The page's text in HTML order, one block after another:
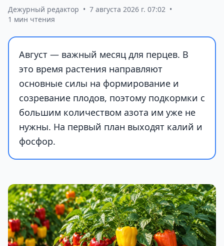
Дежурный редактор • 7 августа 2026 г. 07:02 •
1 мин чтения
Август — важный месяц для перцев. В
это время растения направляют
основные силы на формирование и
созревание плодов, поэтому подкормки с
большим количеством азота им уже не
нужны. На первый план выходят калий и
фосфор.